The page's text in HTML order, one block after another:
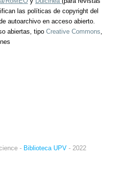
las políticas de copyright del
autoarchivo en acceso abierto.
abiertas, tipo Creative Commons,
- Biblioteca UPV- 2022